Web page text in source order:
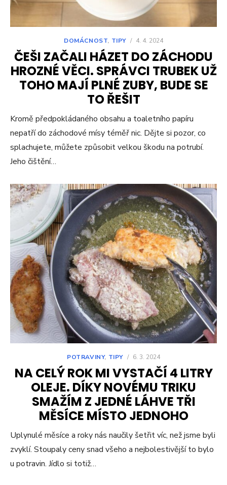
DOMÁCNOST, TIPY / 4. 4. 2024
ČEŠI ZAČALI HÁZET DO ZÁCHODU
HROZNÉ VĚCI. SPRÁVCI TRUBEK UŽ
TOHO MAJÍ PLNÉ ZUBY, BUDE SE
TO ŘEŠIT
Kromě předpokládaného obsahu a toaletního papíru
nepatří do záchodové mísy téměř nic. Dějte si pozor, co
splachujete, můžete způsobit velkou škodu na potrubí.
Jeho čištění…
POTRAVINY, TIPY / 6. 3. 2024
NA CELÝ ROK MI VYSTAČÍ 4 LITRY
OLEJE. DÍKY NOVÉMU TRIKU
SMAŽÍM Z JEDNÉ LÁHVE TŘI
MĚSÍCE MÍSTO JEDNOHO
Uplynulé měsíce a roky nás naučily šetřit víc, než jsme byli
zvyklí. Stoupaly ceny snad všeho a nejbolestivější to bylo
u potravin. Jídlo si totiž…